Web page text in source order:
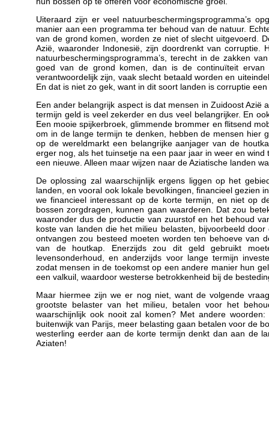
Uiteraard zijn er veel natuurbeschermingsprogramma’s
manier aan een programma ter behoud van de natuur.
van de grond komen, worden ze niet of slecht uitgevoerd.
Azië, waaronder Indonesië, zijn doordrenkt van
natuurbeschermingsprogramma’s, terecht in de zakken
goed van de grond komen, dan is de continuïteit
verantwoordelijk zijn, vaak slecht betaald worden en
En dat is niet zo gek, want in dit soort landen is corruptie
Een ander belangrijk aspect is dat mensen in Zuidoost
termijn geld is veel zekerder en dus veel belangrijker. En
Een mooie spijkerbroek, glimmende brommer en flitsend
om in de lange termijn te denken, hebben de mensen hier
op de wereldmarkt een belangrijke aanjager van de
erger nog, als het tuinsetje na een paar jaar in weer en
een nieuwe. Alleen maar wijzen naar de Aziatische landen
De oplossing zal waarschijnlijk ergens liggen op het
landen, en vooral ook lokale bevolkingen, financieel gezien
we financieel interessant op de korte termijn, en niet op
bossen zorgdragen, kunnen gaan waarderen. Dat zou
waaronder dus de productie van zuurstof en het behoud
koste van landen die het milieu belasten, bijvoorbeeld
ontvangen zou besteed moeten worden ten behoeve van
van de houtkap. Enerzijds zou dit geld gebruikt
levensonderhoud, en anderzijds voor lange termijn
zodat mensen in de toekomst op een andere manier hun
een valkuil, waardoor westerse betrokkenheid bij de
Maar hiermee zijn we er nog niet, want de volgende
grootste belaster van het milieu, betalen voor het
waarschijnlijk ook nooit zal komen? Met andere
buitenwijk van Parijs, meer belasting gaan betalen voor de
westerling eerder aan de korte termijn denkt dan aan de
Aziaten!